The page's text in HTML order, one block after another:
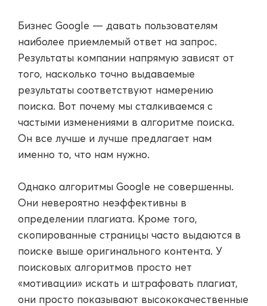
Бизнес Google — давать пользователям
наиболее приемлемый ответ на запрос.
Результаты компании напрямую зависят от
того, насколько точно выдаваемые
результаты соответствуют намерению
поиска. Вот почему мы сталкиваемся с
частыми изменениями в алгоритме поиска.
Он все лучше и лучше предлагает нам
именно то, что нам нужно.
Однако алгоритмы Google не совершенны.
Они невероятно неэффективны в
определении плагиата. Кроме того,
скопированные страницы часто выдаются в
поиске выше оригинального контента. У
поисковых алгоритмов просто нет
«мотивации» искать и штрафовать плагиат,
они просто показывают высококачественные